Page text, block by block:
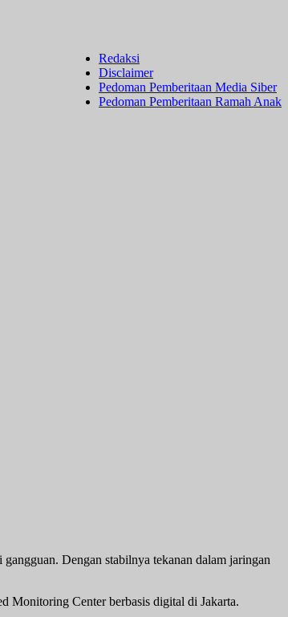
Redaksi
Disclaimer
Pedoman Pemberitaan Media Siber
Pedoman Pemberitaan Ramah Anak
Dengan stabilnya tekanan dalam jaringan
Monitoring Center berbasis digital di Jakarta.